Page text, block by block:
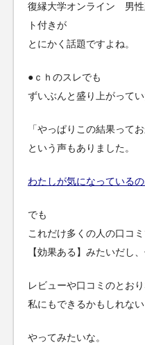
復縁大学オンライン 男
ト付きが
とにかく話題ですよね。
●ｃｈのスレでも
ずいぶんと盛り上がって
「やっぱりこの結果って
という声もありました。
わたしが気になっている
でも
これだけ多くの人の口コ
【効果ある】みたいだし
レビューや口コミのとお
私にもできるかもしれない
やってみたいな。